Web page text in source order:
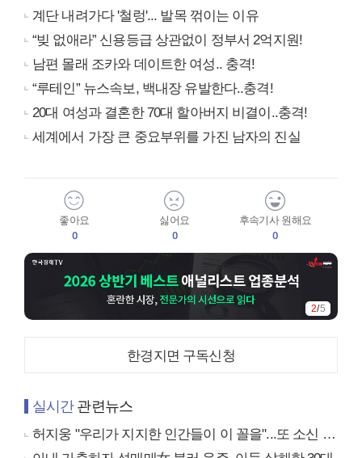
계단 내려가다 '철렁'... 발목 꺾이는 이유
“빚 없애라” 신용등급 상관없이 정부서 2억지원!
남편 몰래 조카와 데이트한 여성.. 충격!
“루테인” 뉴스속보, 백내장 유발한다..충격!
20대 여성과 결혼한 70대 할아버지 비결이..충격!
세계에서 가장 큰 중요부위를 가진 남자의 진실
좋아요
0
싫어요
0
후속기사 원해요
0
2/5
한경지면 구독신청
실시간관련뉴스
허지웅 "우리가 지지한 인간들이 이 꼴을"...또 소신 발언